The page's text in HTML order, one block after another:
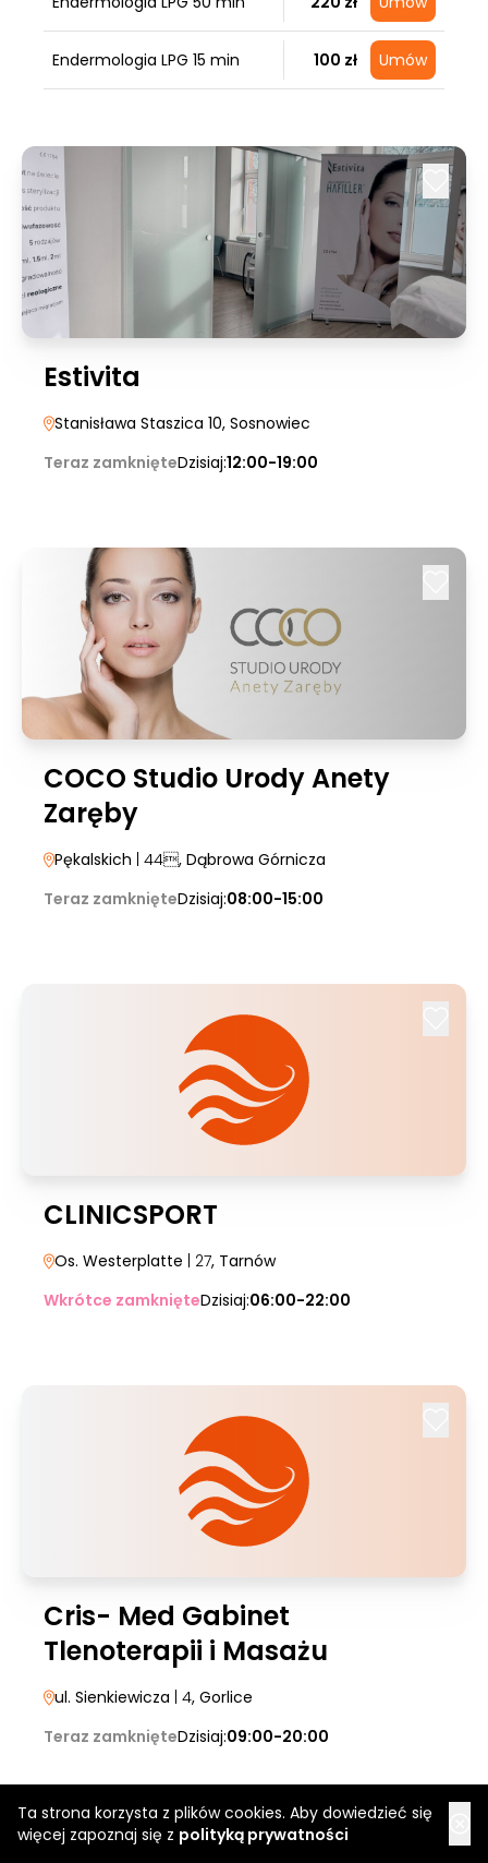
Ta strona korzysta z plików cookies. Aby dowiedzieć się
więcej zapoznaj się z polityką prywatności
Endermologia LPG 15 min 100 zł Umów
Estivita
Stanisława Staszica 10, Sosnowiec
Teraz zamknięteDzisiaj:12:00-19:00
COCO Studio Urody Anety
Zaręby
Pękalskich | 44, Dąbrowa Górnicza
Teraz zamknięteDzisiaj:08:00-15:00
CLINICSPORT
Os. Westerplatte | 27, Tarnów
Wkrótce zamknięteDzisiaj:06:00-22:00
Cris- Med Gabinet
Tlenoterapii i Masażu
ul. Sienkiewicza | 4, Gorlice
Teraz zamknięteDzisiaj:09:00-20:00